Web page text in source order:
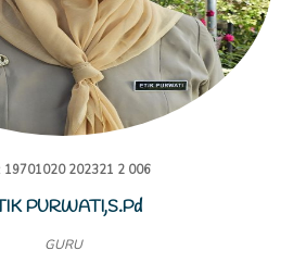
19701020 202321 2 006
PURWATI,S.Pd
GURU